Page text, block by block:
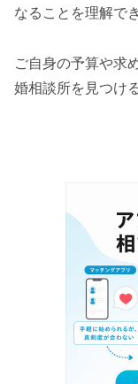
なることを理解で
ご自身の予算や求
婚相談所を見つけ